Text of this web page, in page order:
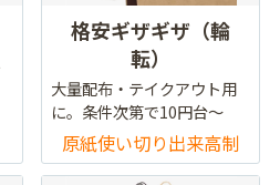
格安ギザギザ（輪
転）
大量配布・テイクアウト用
に。条件次第で10円台～
原紙使い切り出来高制